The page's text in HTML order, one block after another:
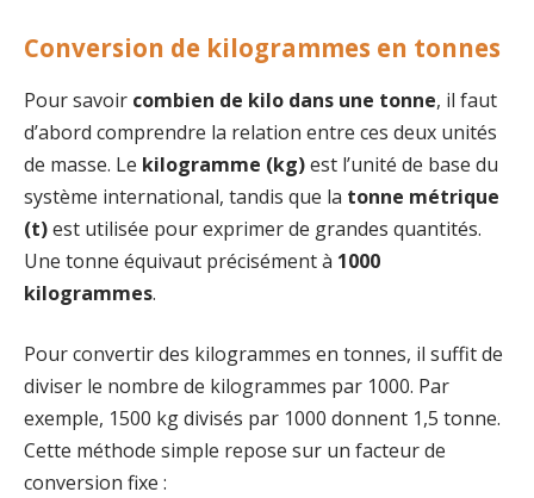
Conversion de kilogrammes en tonnes
Pour savoir combien de kilo dans une tonne, il faut
d’abord comprendre la relation entre ces deux unités
de masse. Le kilogramme (kg)est l’unité de base du
système international, tandis que la tonne métrique
(t)est utilisée pour exprimer de grandes quantités.
Une tonne équivaut précisément à 1000
kilogrammes.
Pour convertir des kilogrammes en tonnes, il suffit de
diviser le nombre de kilogrammes par 1000. Par
exemple, 1500 kg divisés par 1000 donnent 1,5 tonne.
Cette méthode simple repose sur un facteur de
conversion fixe :